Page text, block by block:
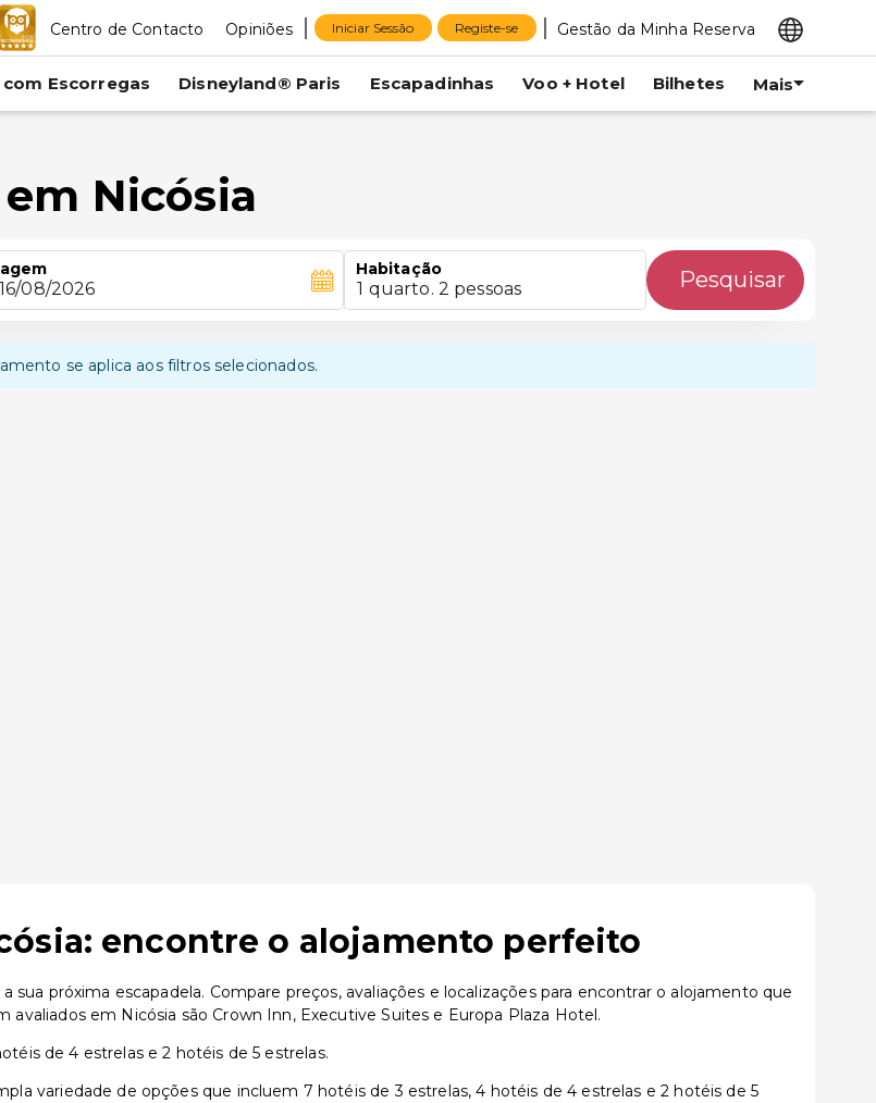
Centro de Contacto Opiniões Iniciar Sessão Registe-se Gestão da Minha Reserva
Escorregas Disneyland® Paris Escapadinhas Voo + Hotel Bilhetes Mais
Nicósia
16/08/2026
Habitação
1 quarto. 2 pessoas Pesquisar
se aplica aos filtros selecionados.
encontre o alojamento perfeito
próxima escapadela. Compare preços, avaliações e localizações para encontrar o alojamento que
em Nicósia são Crown Inn, Executive Suites e Europa Plaza Hotel.
de 4 estrelas e 2 hotéis de 5 estrelas.
variedade de opções que incluem 7 hotéis de 3 estrelas, 4 hotéis de 4 estrelas e 2 hotéis de 5